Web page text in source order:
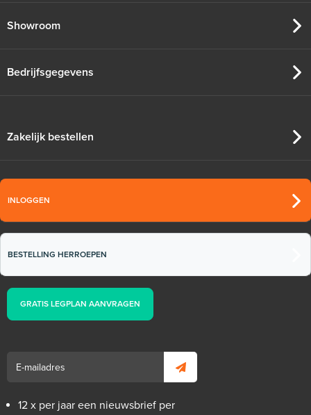
Showroom
Bedrijfsgegevens
Zakelijk bestellen
INLOGGEN
BESTELLING HERROEPEN
GRATIS LEGPLAN AANVRAGEN
12 x per jaar een nieuwsbrief per